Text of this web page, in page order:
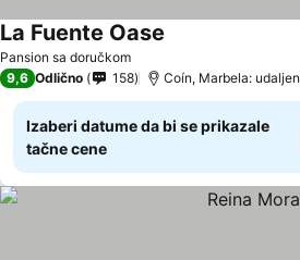
Pansion sa doručkom
La Fuente Oase
9,6 Odlično 158 Coín, Marbela:
Izaberi datume da bi se prikazale
tačne cene